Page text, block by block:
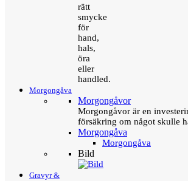
rätt
smycke
för
hand,
hals,
öra
eller
handled.
Morgongåva
Morgongåvor
Morgongåvor är en
försäkring om något skulle
Morgongåva
Morgongåva
Bild
Gravyr &